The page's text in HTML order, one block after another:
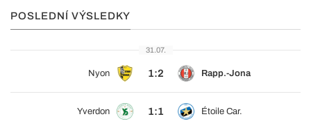
POSLEDNÍ VÝSLEDKY
31.07.
Nyon 1:2 Rapp.-Jona
Yverdon 1:1 Étoile Car.